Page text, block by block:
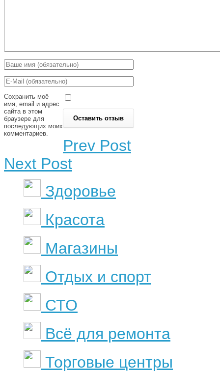
Сохранить моё
имя, email и адрес
сайта в этом
браузере для
последующих моих
комментариев.
Prev Post
Next Post
Здоровье
Красота
Магазины
Отдых и спорт
СТО
Всё для ремонта
Торговые центры